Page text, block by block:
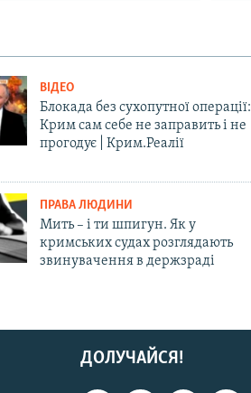
ВІДЕО
Блокада без сухопутної операції:
Крим сам себе не заправить і не
прогодує | Крим.Реалії
ПРАВА ЛЮДИНИ
Мить – і ти шпигун. Як у
кримських судах розглядають
звинувачення в держзраді
ДОЛУЧАЙСЯ!